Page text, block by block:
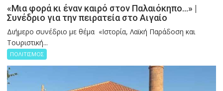
«Μια φορά κι έναν καιρό στον Παλαιόκηπο…» |
Συνέδριο για την πειρατεία στο Αιγαίο
Διήμερο συνέδριο με θέμα «Ιστορία, Λαϊκή Παράδοση και
Τουριστική...
ΠΟΛΙΤΙΣΜΟΣ